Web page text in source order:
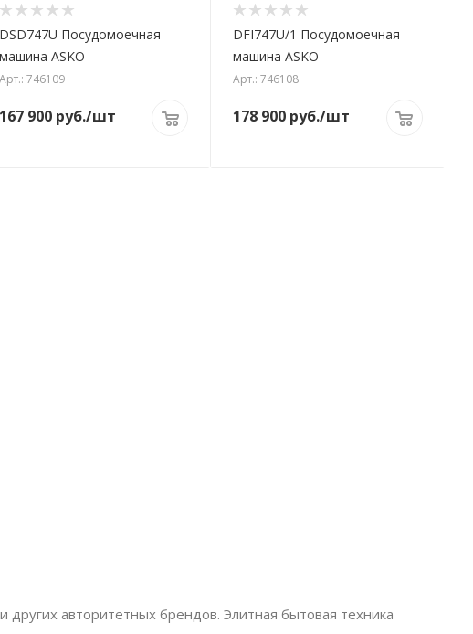
DSD747U Посудомоечная
машина ASKO
Арт.: 746109
167 900руб./шт
DFI747U/1 Посудомоечная
машина ASKO
Арт.: 746108
178 900 руб./шт
авторитетных брендов. Элитная бытовая техника